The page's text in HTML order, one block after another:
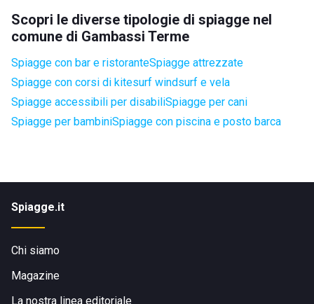
Scopri le diverse tipologie di spiagge nel
comune di Gambassi Terme
Spiagge con bar e ristoranteSpiagge attrezzate
Spiagge con corsi di kitesurf windsurf e vela
Spiagge accessibili per disabiliSpiagge per cani
Spiagge per bambiniSpiagge con piscina e posto barca
Spiagge.it
Chi siamo
Magazine
La nostra linea editoriale